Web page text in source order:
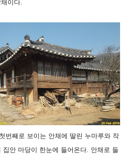
이다.
번째로 보이는 안채에 딸린 누마루와 작
집안 마당이 한눈에 들어온다. 안채로 들